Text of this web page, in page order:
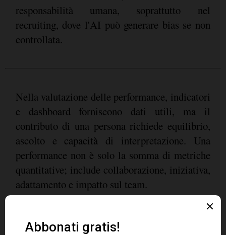
responsabilità umana, soprattutto nel
recruiting, dove l'AI può generare bias se non
controllata.
Nella valutazione delle performance, indicatori
e dashboard forniscono dati utili, ma il
contributo di una persona richiede equilibrio,
ascolto e capacità di interpretazione. Una
performance non è solo la somma di metriche
quantitative; include collaborazione, iniziativa,
adattamento e impatto sul team.
Una strategia responsabile di adozione dell'AI